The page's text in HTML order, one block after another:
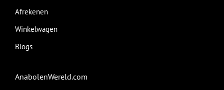
Afrekenen
Winkelwagen
Blogs
AnabolenWereld.com